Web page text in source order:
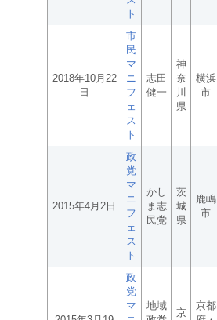
ト
2018年10月22
日
市
民
マ
ニ
フ
ェ
ス
ト
志田
健一
神
奈
川
県
横浜
市
2015年4月2日
政
党
マ
ニ
フ
ェ
ス
ト
かし
ま志
民党
茨
城
県
鹿嶋
市
政
党
マ
地域
京
京都